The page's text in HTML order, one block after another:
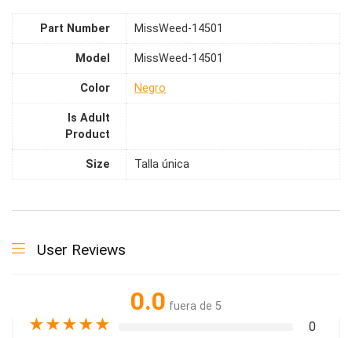
Part Number MissWeed-14501
Model MissWeed-14501
Color Negro
Is Adult
Product
Size Talla única
User Reviews
0.0 fuera de 5
★★★★★ 0